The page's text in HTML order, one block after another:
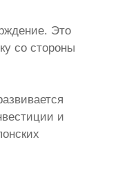
Это
со стороны
и